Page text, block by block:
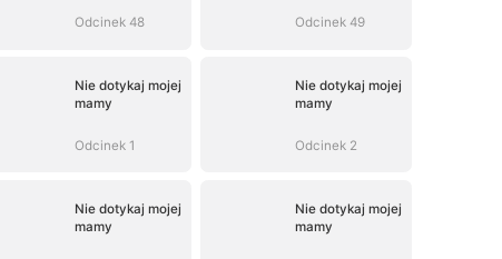
Odcinek 48 Odcinek 49
Nie dotykaj mojej
mamy
Odcinek 1
Nie dotykaj mojej
mamy
Odcinek 2
Nie dotykaj mojej
mamy
Nie dotykaj mojej
mamy